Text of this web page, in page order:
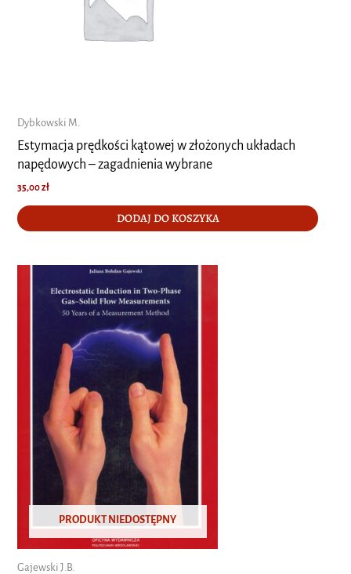
Dybkowski M.
Estymacja prędkości kątowej w złożonych układach
napędowych – zagadnienia wybrane
35,00zł
DODAJ DO KOSZYKA
PRODUKT NIEDOSTĘPNY
Gajewski J.B.